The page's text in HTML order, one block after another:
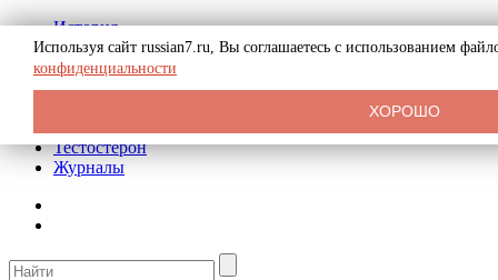
История
Биография
Криминал
Реклама на сайте
Тестостерон
Журналы
Используя сайт russian7.ru, Вы соглашаетесь с использованием
конфиденциальности
ХОРОШО